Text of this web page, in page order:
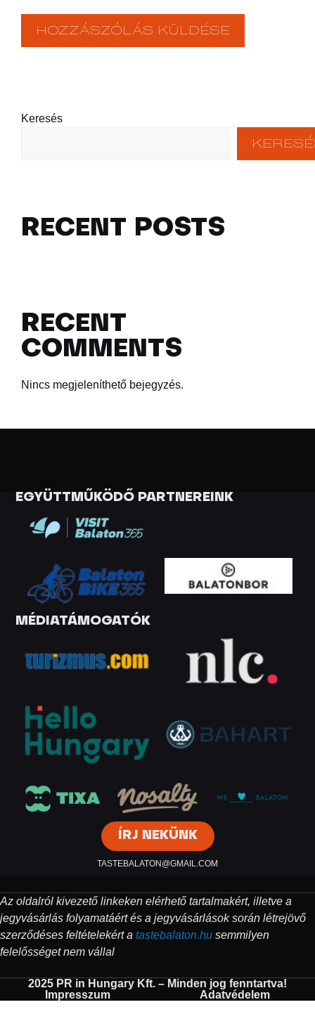
Keresés
RECENT POSTS
RECENT
COMMENTS
Nincs megjeleníthető bejegyzés.
EGYÜTTMŰKÖDŐ PARTNEREINK
MÉDIATÁMOGATÓK
ÍRJ NEKÜNK
TASTEBALATON@GMAIL.COM
Az oldalról kivezető linkeken elérhető tartalmakért, illetve a
jegyvásárlás folyamatáért és a jegyvásárlások során létrejövő
szerződéses feltételekért a tastebalaton.hu semmilyen
felelősséget nem vállal
2025 PR in Hungary Kft. – Minden jog fenntartva!
Impresszum
Adatvédelem